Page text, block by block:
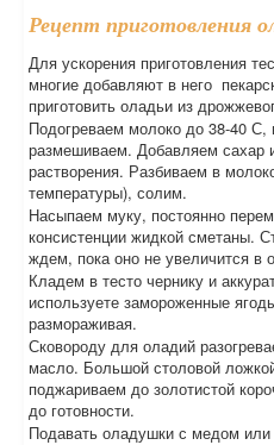
Рецепт приготовления
Для ускорения приготовления
многие добавляют в него
приготовить оладьи из
Подогреваем молоко до 38-40
размешиваем. Добавляем сахар
растворения. Разбиваем в
температуры), солим.
Насыпаем муку, постоянно
консистенции жидкой сметаны.
ждем, пока оно не увеличится в
Кладем в тесто чернику и
используете замороженные
размораживая.
Сковороду для оладий
масло. Большой столовой
поджариваем до золотистой
до готовности.
Подавать оладушки с медом